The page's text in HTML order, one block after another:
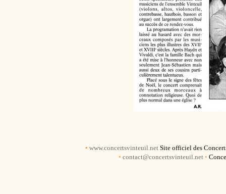
• www.concertsvinteuil.net Site officiel des
• contact@concertsvinteuil.net •